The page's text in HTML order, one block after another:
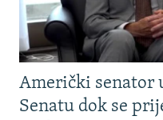
Američki senator
Senatu dok se